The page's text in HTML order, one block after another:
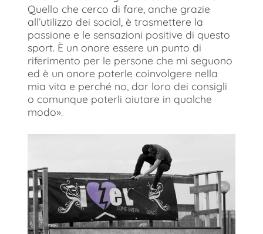
Quello che cerco di fare, anche grazie
all’utilizzo dei social, è trasmettere la
passione e le sensazioni positive di questo
sport. È un onore essere un punto di
riferimento per le persone che mi seguono
ed è un onore poterle coinvolgere nella
mia vita e perché no, dar loro dei consigli
o comunque poterli aiutare in qualche
modo».